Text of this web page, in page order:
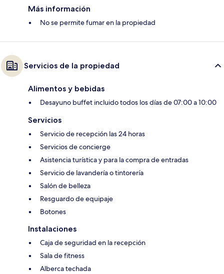
Más información
No se permite fumar en la propiedad
Servicios de la propiedad
Alimentos y bebidas
Desayuno buffet incluido todos los días de 07:00 a 10:00
Servicios
Servicio de recepción las 24 horas
Servicios de concierge
Asistencia turística y para la compra de entradas
Servicio de lavandería o tintorería
Salón de belleza
Resguardo de equipaje
Botones
Instalaciones
Caja de seguridad en la recepción
Sala de fitness
Alberca techada